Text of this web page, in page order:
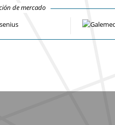
de mercado